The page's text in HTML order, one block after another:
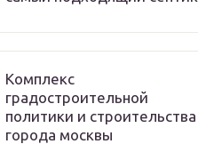
Комплекс
градостроительной
политики и строительства
города москвы